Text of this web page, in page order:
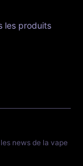
les produits
news de la vape